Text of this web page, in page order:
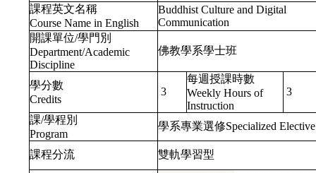
課程英文名稱
Course Name in English
Buddhist Culture and Digital
Communication
開課單位/學門別
Department/Academic
Discipline
佛教學系學士班
學分數
Credits
3
每週授課時數
Weekly Hours of
Instruction
3
課/學程別
Program
學系專業選修Specialized Elective
課程分流 雙軌學習型